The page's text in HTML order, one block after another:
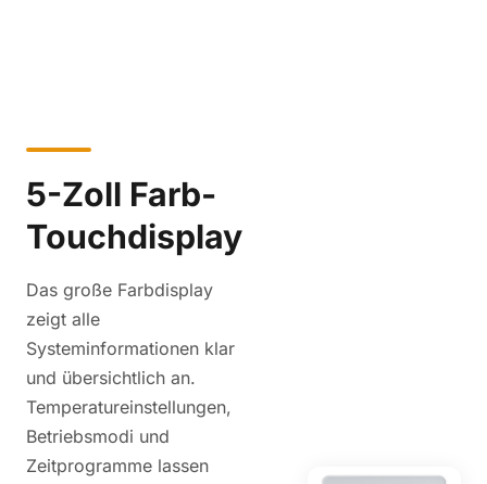
5-Zoll Farb-
Touchdisplay
Das große Farbdisplay
zeigt alle
Systeminformationen klar
und übersichtlich an.
Temperatureinstellungen,
Betriebsmodi und
Zeitprogramme lassen